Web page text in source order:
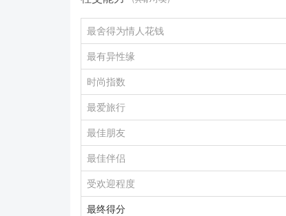
最舍得为情人花钱
最有异性缘
时尚指数
最爱旅行
最佳朋友
最佳伴侣
受欢迎程度
最终得分